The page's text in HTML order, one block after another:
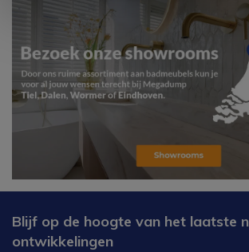
Blijf op de hoogte van het laatste
ontwikkelingen